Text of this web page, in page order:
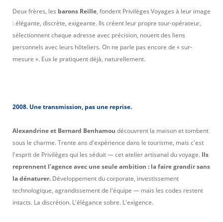
Deux frères, les barons Reille, fondent Privilèges Voyages à leur image
: élégante, discrète, exigeante. Ils créent leur propre tour-opérateur,
sélectionnent chaque adresse avec précision, nouent des liens
personnels avec leurs hôteliers. On ne parle pas encore de « sur-
mesure ». Eux le pratiquent déjà, naturellement.
2008. Une transmission, pas une reprise.
Alexandrine et Bernard Benhamou découvrent la maison et tombent
sous le charme. Trente ans d'expérience dans le tourisme, mais c'est
l'esprit de Privilèges qui les séduit — cet atelier artisanal du voyage. Ils
reprennent l'agence avec une seule ambition : la faire grandir sans
la dénaturer. Développement du corporate, investissement
technologique, agrandissement de l'équipe — mais les codes restent
intacts. La discrétion. L'élégance sobre. L'exigence.